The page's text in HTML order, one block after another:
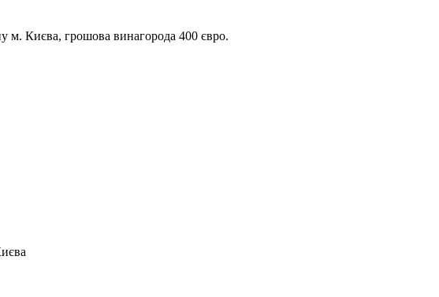
м. Києва, грошова винагорода 400 євро.